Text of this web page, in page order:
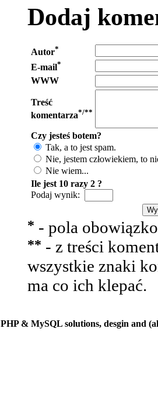
Dodaj
Autor*
E-mail*
WWW
Treść
komentarza*/**
Czy jesteś botem?
Tak, a to jest spam.
Nie, jestem człowiekiem, to
Nie wiem...
Ile jest 10 razy 2 ?
Podaj wynik:
* - pola
** - z treści
wszystkie znaki
ma co ich klepać.
PHP & MySQL solutions, desgin and